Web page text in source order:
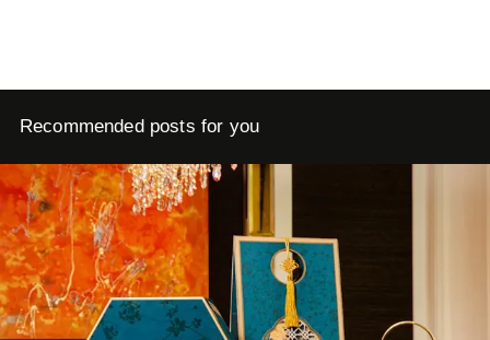
Recommended posts for you